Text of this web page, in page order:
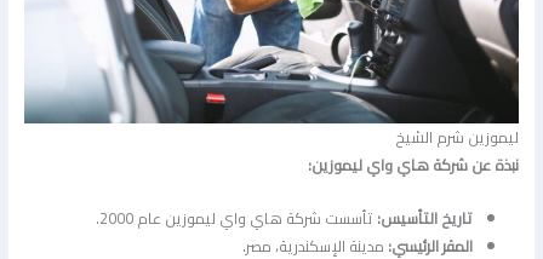
ليموزين شرم الشيخ
نبذة عن شركة هاي واي ليموزين:
تاريخ التأسيس:تأسست شركة هاي واي ليموزين عام 2000.
المقر الرئيسي:مدينة الإسكندرية، مصر.